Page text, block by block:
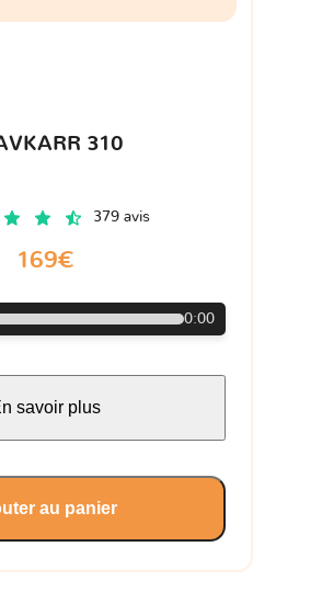
310
379 avis
169€
0:00
savoir plus
au panier